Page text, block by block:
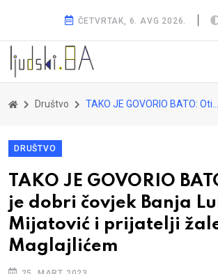
ČETVRTAK, 6. AVG 2026.
Društvo TAKO JE GOVORIO BATO: Otišao je dobri čovjek Banja Luke, Mijatović i prijatelji žale za Maglajlićem
DRUŠTVO
TAKO JE GOVORIO
je dobri čovjek Banja
Mijatović i prijatelji
Maglajlićem